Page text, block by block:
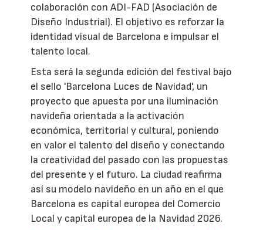
colaboración con ADI-FAD (Asociación de
Diseño Industrial). El objetivo es reforzar la
identidad visual de Barcelona e impulsar el
talento local.
Esta será la segunda edición del festival bajo
el sello 'Barcelona Luces de Navidad', un
proyecto que apuesta por una iluminación
navideña orientada a la activación
económica, territorial y cultural, poniendo
en valor el talento del diseño y conectando
la creatividad del pasado con las propuestas
del presente y el futuro. La ciudad reafirma
así su modelo navideño en un año en el que
Barcelona es capital europea del Comercio
Local y capital europea de la Navidad 2026.